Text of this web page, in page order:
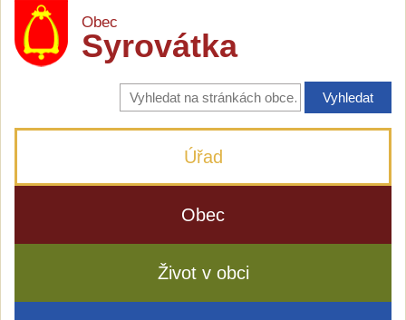
Obec
Syrovátka
Vyhledávání
na
stránkách
Úřad
Obec
Život v obci